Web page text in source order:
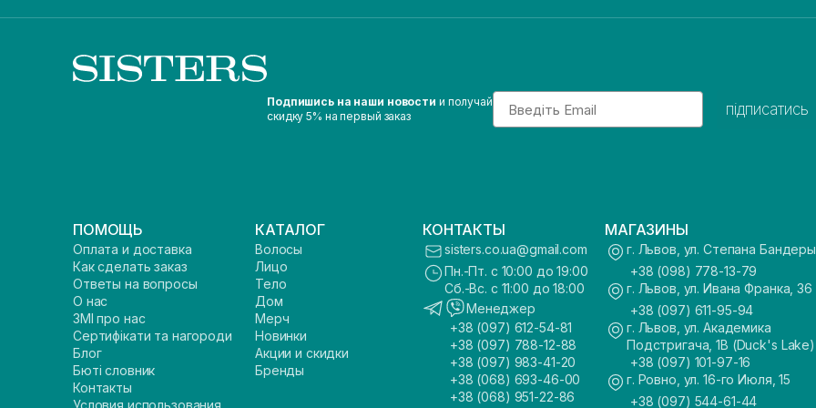
Подпишись на наши новости и получай
скидку 5% на первый заказ
Email
підписатись
ПОМОЩЬ
Оплата и доставка
Как сделать заказ
Ответы на вопросы
О нас
ЗМІ про нас
Сертифікати та нагороди
Блог
Бюті словник
Контакты
Условия использования
КАТАЛОГ
Волосы
Лицо
Тело
Дом
Мерч
Новинки
Акции и скидки
Бренды
КОНТАКТЫ
sisters.co.ua@gmail.com
Пн.-Пт. с 10:00 до 19:00
Сб.-Вс. с 11:00 до 18:00
Менеджер
+38 (097) 612-54-81
+38 (097) 788-12-88
+38 (097) 983-41-20
+38 (068) 693-46-00
+38 (068) 951-22-86
МАГАЗИНЫ
г. Львов, ул. Степана
+38 (098) 778-13-79
г. Львов, ул. Ивана Франка, 36
+38 (097) 611-95-94
г. Львов, ул. Академика
Подстригача, 1В (Duck's Lake)
+38 (097) 101-97-16
г. Ровно, ул. 16-го Июля, 15
+38 (097) 544-61-44